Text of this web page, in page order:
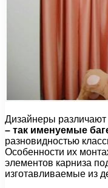
Дизайнеры
– так именуемые
разновидностью
Особенности их
элементов карниза
изготавливаемые из